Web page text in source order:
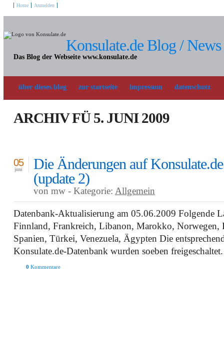
Konsulate.de Blog / News
Das Blog der Webseite www.konsulate.de
Home Anmelden
über dieses blog zur startseite impressum datenschutz
ARCHIV FÜ 5. JUNI 2009
Die Änderungen auf
(update 2)
05
juni
von mw - Kategorie: Allgemein
Datenbank-Aktualisierung am 05.06.2009 Folgende
Finnland, Frankreich, Libanon, Marokko, Norwegen,
Spanien, Türkei, Venezuela, Ägypten Die
Konsulate.de-Datenbank wurden soeben freigeschaltet.
0 Kommentare